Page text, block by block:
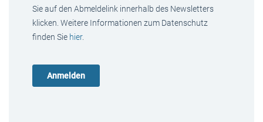
Sie auf den Abmeldelink innerhalb des Newsletters
klicken. Weitere Informationen zum Datenschutz
finden Sie hier.